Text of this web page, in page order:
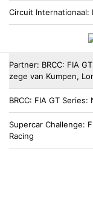
Circuit Internationaal
Partner BRCC FIA
zege van Kumpen,
BRCC FIA GT Series:
Supercar Challenge
Racing